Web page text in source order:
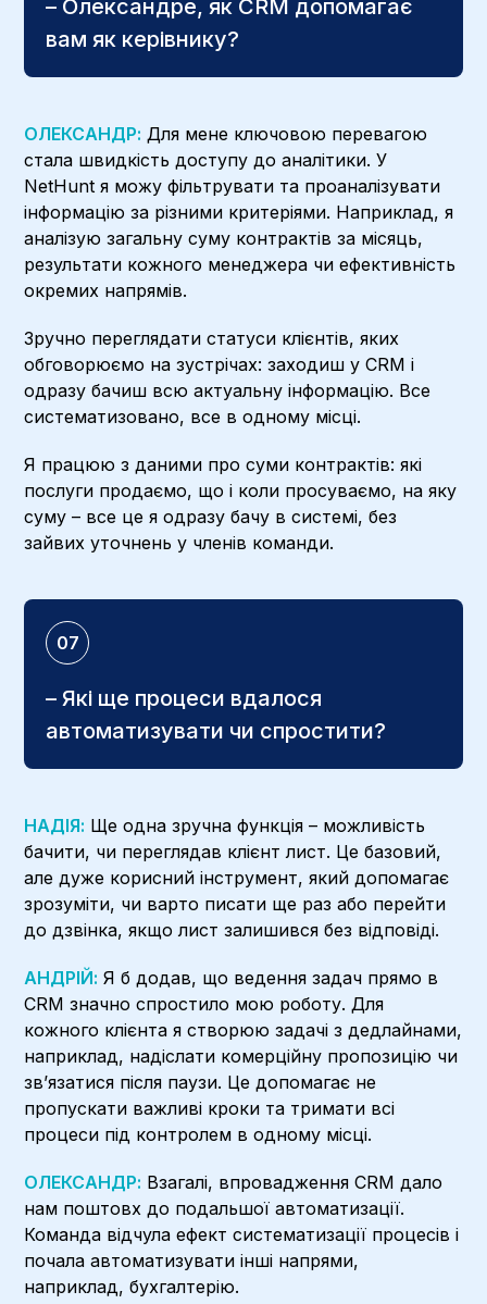
– Олександре, як CRM допомагає
вам як керівнику?
ОЛЕКСАНДР: Для мене ключовою перевагою
стала швидкість доступу до аналітики. У
NetHunt я можу фільтрувати та проаналізувати
інформацію за різними критеріями. Наприклад, я
аналізую загальну суму контрактів за місяць,
результати кожного менеджера чи ефективність
окремих напрямів.
Зручно переглядати статуси клієнтів, яких
обговорюємо на зустрічах: заходиш у CRM і
одразу бачиш всю актуальну інформацію. Все
систематизовано, все в одному місці.
Я працюю з даними про суми контрактів: які
послуги продаємо, що і коли просуваємо, на яку
суму – все це я одразу бачу в системі, без
зайвих уточнень у членів команди.
07
– Які ще процеси вдалося
автоматизувати чи спростити?
НАДІЯ: Ще одна зручна функція – можливість
бачити, чи переглядав клієнт лист. Це базовий,
але дуже корисний інструмент, який допомагає
зрозуміти, чи варто писати ще раз або перейти
до дзвінка, якщо лист залишився без відповіді.
АНДРІЙ: Я б додав, що ведення задач прямо в
CRM значно спростило мою роботу. Для
кожного клієнта я створюю задачі з дедлайнами,
наприклад, надіслати комерційну пропозицію чи
зв’язатися після паузи. Це допомагає не
пропускати важливі кроки та тримати всі
процеси під контролем в одному місці.
ОЛЕКСАНДР: Взагалі, впровадження CRM дало
нам поштовх до подальшої автоматизації.
Команда відчула ефект систематизації процесів і
почала автоматизувати інші напрями,
наприклад, бухгалтерію.